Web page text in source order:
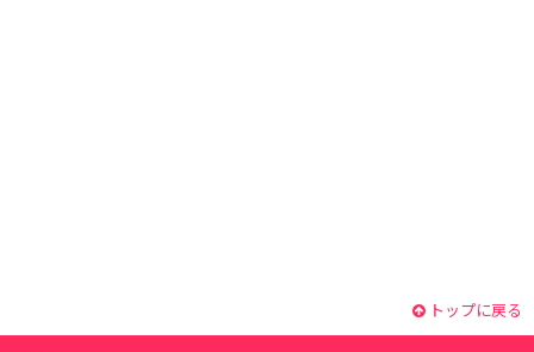
トップに戻る